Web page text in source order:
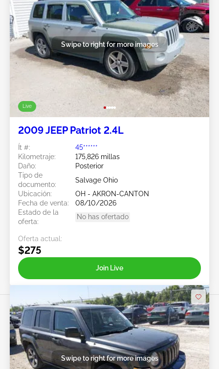
Live
Swipe to right for more images
2009 JEEP Patriot 2.4L
Ít #:
45******
Kilometraje:
175,826 millas
Daño:
Posterior
Tipo de
documento:
Salvage Ohio
Ubicación:
OH - AKRON-CANTON
Fecha de venta:
08/10/2026
Estado de la
oferta:
No has ofertado
Oferta actual:
$275
Join Live
Swipe to right for more images